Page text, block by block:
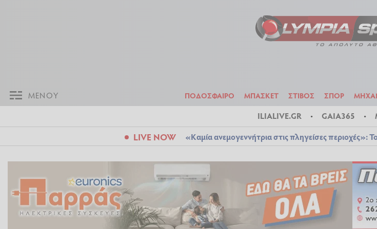
ΜΕΝΟΥ ΠΟΔΟΣΦΑΙΡΟ ΜΠΑΣΚΕΤ ΣΤΙΒΟΣ ΣΠΟΡ
ILIALIVE.GR GAIA365
LIVE NOW «Καμία ανεμογεννήτρια στις πληγείσες
ΠΟΔΟΣΦΑΙΡΟ ΜΠΑΣΚΕΤ ΣΤΙΒΟΣ